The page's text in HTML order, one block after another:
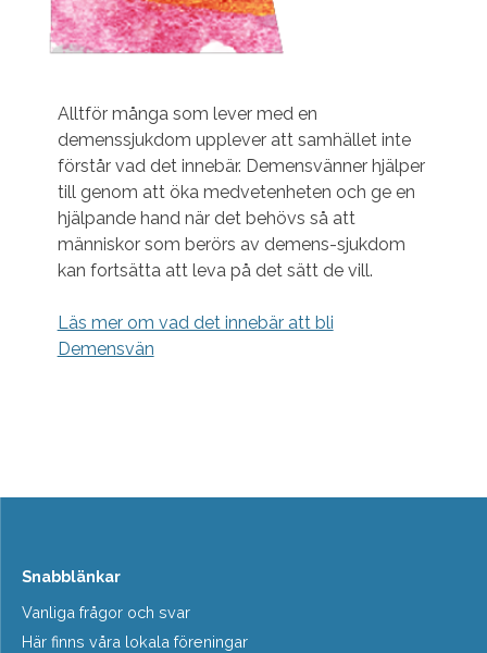
Alltför många som lever med en
demenssjukdom upplever att samhället inte
förstår vad det innebär. Demensvänner hjälper
till genom att öka medvetenheten och ge en
hjälpande hand när det behövs så att
människor som berörs av demens-sjukdom
kan fortsätta att leva på det sätt de vill.
Läs mer om vad det innebär att bli
Demensvän
Snabblänkar
Vanliga frågor och svar
Här finns våra lokala föreningar